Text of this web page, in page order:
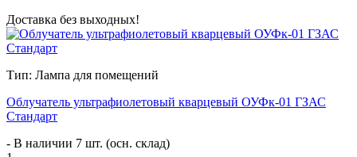
Доставка без выходных!
Тип: Лампа для помещений
Облучатель ультрафиолетовый кварцевый ОУФк-01 ГЗАС
Стандарт
- В наличии 7 шт. (осн. склад)